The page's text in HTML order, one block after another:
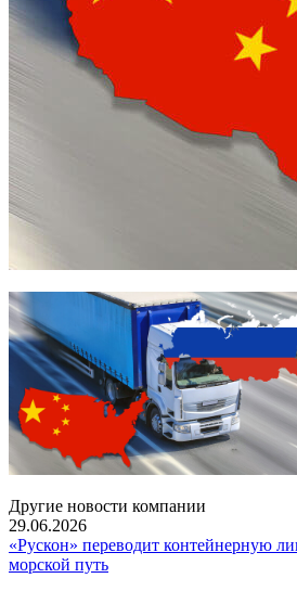
Другие новости компании
29.06.2026
«Рускон» переводит контейнерную
морской путь